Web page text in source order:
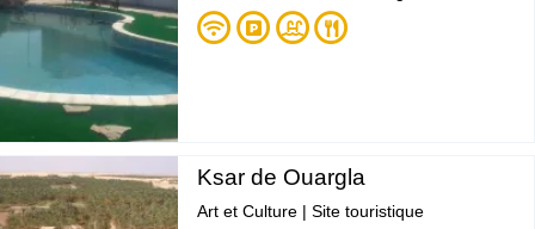
Ksar de Ouargla
Art et Culture |Site touristique